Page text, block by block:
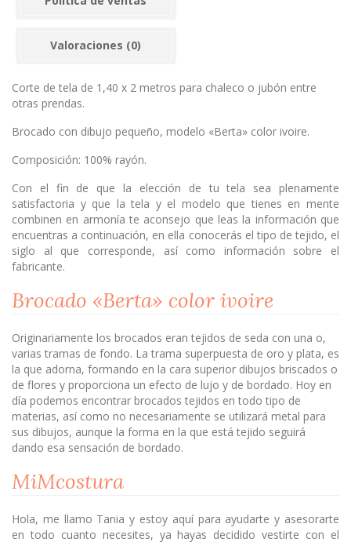
Valoraciones (0)
Corte de tela de 1,40 x 2 metros para chaleco o jubón entre
otras prendas.
Brocado con dibujo pequeño, modelo «Berta» color ivoire.
Composición: 100% rayón.
Con el fin de que la elección de tu tela sea plenamente
satisfactoria y que la tela y el modelo que tienes en mente
combinen en armonía te aconsejo que leas la información que
encuentras a continuación, en ella conocerás el tipo de tejido, el
siglo al que corresponde, así como información sobre el
fabricante.
Brocado «Berta» color ivoire
Originariamente los brocados eran tejidos de seda con una o,
varias tramas de fondo. La trama superpuesta de oro y plata, es
la que adorna, formando en la cara superior dibujos briscados o
de flores y proporciona un efecto de lujo y de bordado. Hoy en
día podemos encontrar brocados tejidos en todo tipo de
materias, así como no necesariamente se utilizará metal para
sus dibujos, aunque la forma en la que está tejido seguirá
dando esa sensación de bordado.
MiMcostura
Hola, me llamo Tania y estoy aquí para ayudarte y asesorarte
en todo cuanto necesites, ya hayas decidido vestirte con el